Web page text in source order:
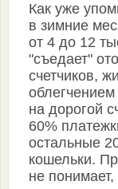
Как уже
в зимние
от 4 до 12
"съедает"
счетчиков,
на дорогой
60%
остальные
кошельки.
не понимает,